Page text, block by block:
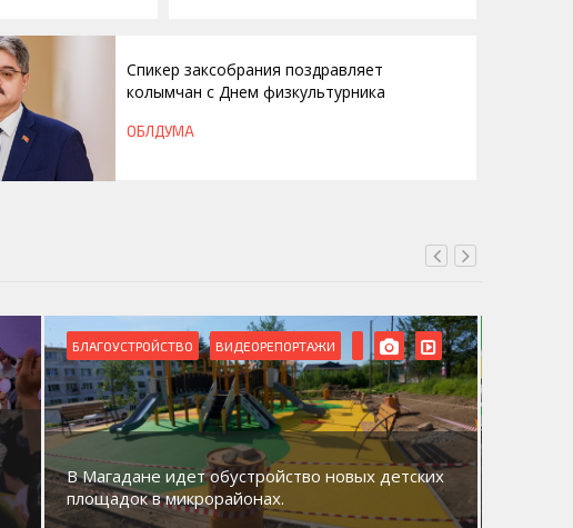
Спикер заксобрания поздравляет
колымчан с Днем физкультурника
ОБЛДУМА
БЛАГОУСТРОЙСТВО ВИДЕОРЕПОРТАЖИ
В Магадане идет обустройство новых детских
площадок в микрорайонах.